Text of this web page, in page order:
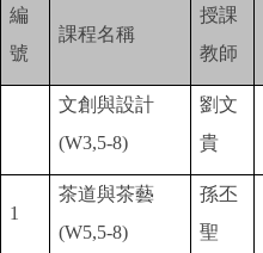
編
號
課程名稱
授課
教師
文創與設計
(W3,5-8)
劉文
貴
1
茶道與茶藝
(W5,5-8)
孫丕
聖